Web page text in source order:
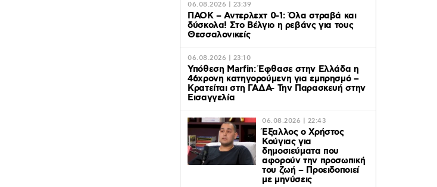
06.08.2026 | 23:39
ΠΑΟΚ – Αντερλεχτ 0-1: Όλα στραβά και
δύσκολα! Στο Βέλγιο η ρεβάνς για τους
Θεσσαλονικείς
06.08.2026 | 23:10
Υπόθεση Marfin: Έφθασε στην Ελλάδα η
46χρονη κατηγορούμενη για εμπρησμό –
Κρατείται στη ΓΑΔΑ- Την Παρασκευή στην
Εισαγγελία
06.08.2026 | 22:43
Έξαλλος ο Χρήστος
Κούγιας για
δημοσιεύματα που
αφορούν την προσωπική
του ζωή – Προειδοποιεί
με μηνύσεις